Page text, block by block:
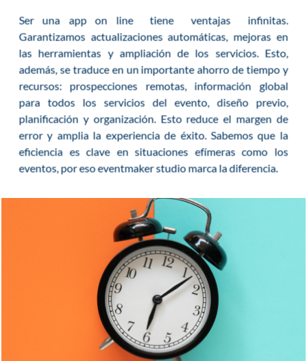
Ser una app on line tiene ventajas infinitas.
Garantizamos actualizaciones automáticas, mejoras en
las herramientas y ampliación de los servicios. Esto,
además, se traduce en un importante ahorro de tiempo y
recursos: prospecciones remotas, información global
para todos los servicios del evento, diseño previo,
planificación y organización. Esto reduce el margen de
error y amplia la experiencia de éxito. Sabemos que la
eficiencia es clave en situaciones efímeras como los
eventos, por eso eventmaker studio marca la diferencia.